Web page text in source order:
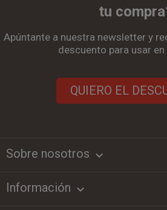
tu
Apúntante a nuestra newsletter y
descuento para usar
QUIERO EL
Sobre nosotros keyboard_arrow_down
Información 